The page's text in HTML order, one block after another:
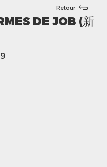
Retour
DE JOB (新